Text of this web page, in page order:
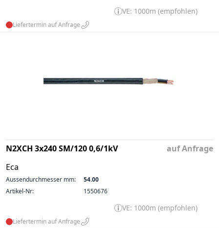
VE: 1000m (empfohlen)
Liefertermin auf Anfrage
N2XCH 3x240 SM/120 0,6/1kV
Eca
auf Anfrage
Aussendurchmesser mm:
54.00
Artikel-Nr:
1550676
VE: 1000m (empfohlen)
Liefertermin auf Anfrage